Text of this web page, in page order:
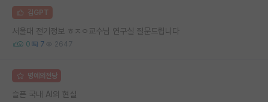
김GPT
서울대 전기정보 ㅎㅈㅇ교수님 연구실 질문드립니다
0 7 2647
명예의전당
슬픈 국내 AI의 현실